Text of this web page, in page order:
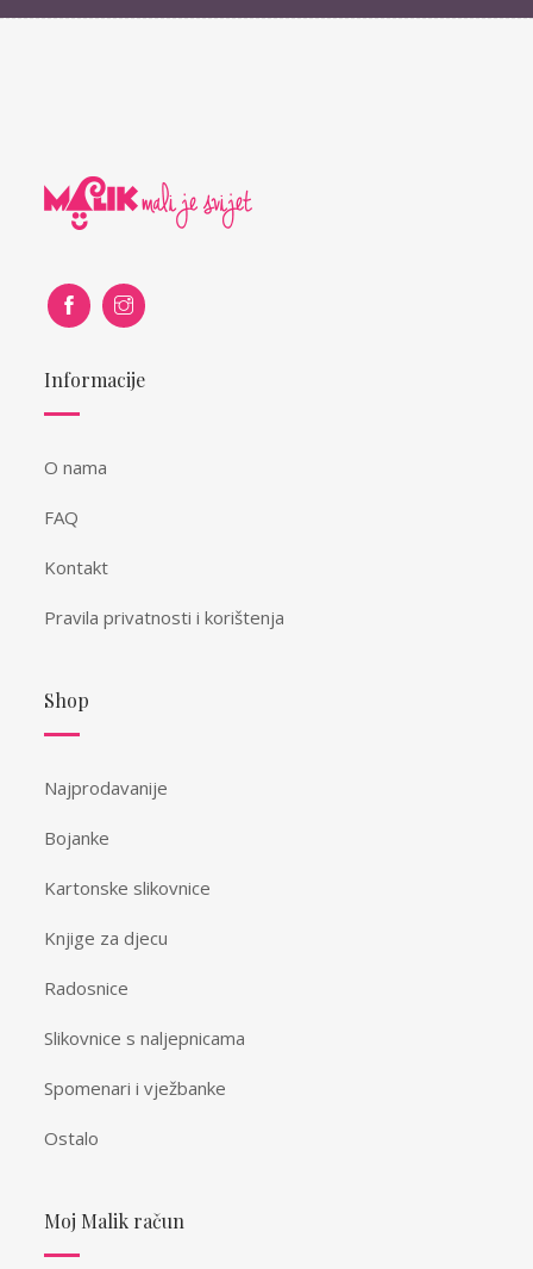
Informacije
O nama
FAQ
Kontakt
Pravila privatnosti i korištenja
Shop
Najprodavanije
Bojanke
Kartonske slikovnice
Knjige za djecu
Radosnice
Slikovnice s naljepnicama
Spomenari i vježbanke
Ostalo
Moj Malik račun